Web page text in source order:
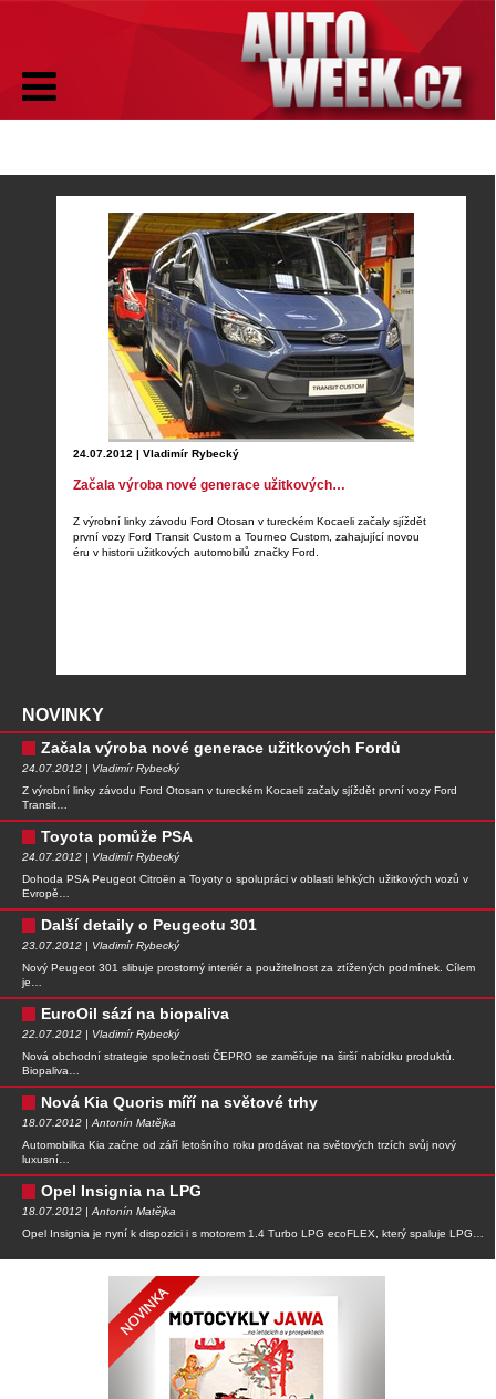
24.07.2012 | Vladimír Rybecký
Začala výroba nové generace užitkových…
Z výrobní linky závodu Ford Otosan v tureckém Kocaeli začaly sjíždět
první vozy Ford Transit Custom a Tourneo Custom, zahajující novou
éru v historii užitkových automobilů značky Ford.
NOVINKY
Začala výroba nové generace užitkových Fordů
24.07.2012 | Vladimír Rybecký
Z výrobní linky závodu Ford Otosan v tureckém Kocaeli začaly sjíždět první vozy Ford
Transit…
Toyota pomůže PSA
24.07.2012 | Vladimír Rybecký
Dohoda PSA Peugeot Citroën a Toyoty o spolupráci v oblasti lehkých užitkových vozů v
Evropě…
Další detaily o Peugeotu 301
23.07.2012 | Vladimír Rybecký
Nový Peugeot 301 slibuje prostorný interiér a použitelnost za ztížených podmínek. Cílem
je…
EuroOil sází na biopaliva
22.07.2012 | Vladimír Rybecký
Nová obchodní strategie společnosti ČEPRO se zaměřuje na širší nabídku produktů.
Biopaliva…
Nová Kia Quoris míří na světové trhy
18.07.2012 | Antonín Matějka
Automobilka Kia začne od září letošního roku prodávat na světových trzích svůj nový
luxusní…
Opel Insignia na LPG
18.07.2012 | Antonín Matějka
Opel Insignia je nyní k dispozici i s motorem 1.4 Turbo LPG ecoFLEX, který spaluje LPG…